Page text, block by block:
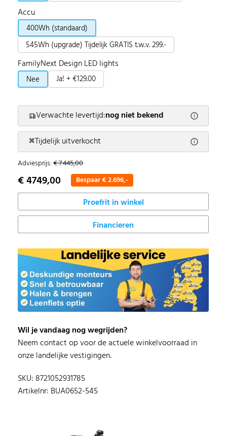
Accu
400Wh (standaard)
545Wh (upgrade) Tijdelijk GRATIS t.w.v. 299.-
FamilyNext Design LED lights
Nee Ja! + €129.00
Verwachte levertijd:nog niet bekend
✖Tijdelijk uitverkocht
Adviesprijs:€ 7.445,00
€ 4749,00 Bespaar € 2.696,-
Proefrit in winkel
Financieren
Wil je vandaag nog wegrijden?
Neem contact op voor de actuele winkelvoorraad in
onze landelijke vestigingen.
SKU: 8721052931785
Artikelnr: BUA0652-545